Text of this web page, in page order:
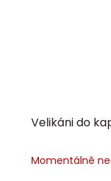
Velikáni do
Momentálně